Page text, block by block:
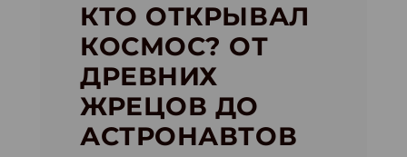
КТО ОТКРЫВАЛ
КОСМОС? ОТ
ДРЕВНИХ
ЖРЕЦОВ ДО
АСТРОНАВТОВ